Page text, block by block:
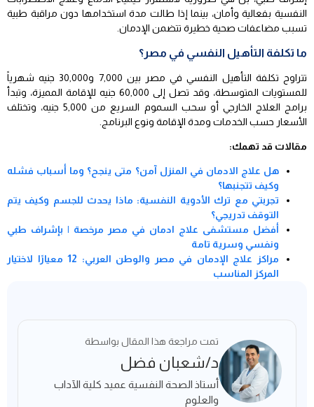
النفسية بفعالية وأمان، بينما إذا طالت مدة استخدامها دون مراقبة طبية
تسبب مضاعفات صحية خطيرة تتضمن الإدمان.
ما تكلفة التأهيل النفسي في مصر؟
تتراوح تكلفة التأهيل النفسي في مصر بين 7,000 و30,000 جنيه شهرياً
للمستويات المتوسطة، وقد تصل إلى 60,000 جنيه للإقامة المميزة، وتبدأ
برامج العلاج الخارجي أو سحب السموم السريع من 5,000 جنيه، وتختلف
الأسعار حسب الخدمات ومدة الإقامة ونوع البرنامج.
مقالات قد تهمك:
هل علاج الادمان في المنزل آمن؟ متى ينجح؟ وما أسباب فشله
وكيف تتجنبها؟
تجربتي مع ترك الأدوية النفسية: ماذا يحدث للجسم وكيف يتم
التوقف تدريجي؟
أفضل مستشفى علاج ادمان في مصر مرخصة | بإشراف طبي
ونفسي وسرية تامة
مراكز علاج الإدمان في مصر والوطن العربي: 12 معيارًا لاختيار
المركز المناسب
تمت مراجعة هذا المقال بواسطة
د/شعبان فضل
أستاذ الصحة النفسية عميد كلية الآداب
والعلوم